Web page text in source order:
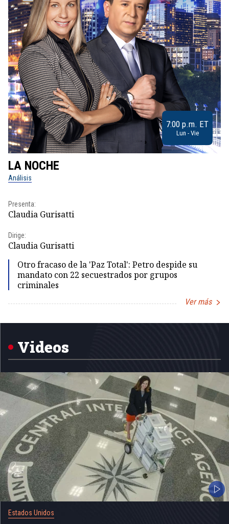
7:00 p.m. ET
Lun - Vie
LA NOCHE
Análisis
Presenta:
Claudia Gurisatti
Dirige:
Claudia Gurisatti
Otro fracaso de la 'Paz Total': Petro despide su
mandato con 22 secuestrados por grupos
criminales
Ver más
Videos
Estados Unidos